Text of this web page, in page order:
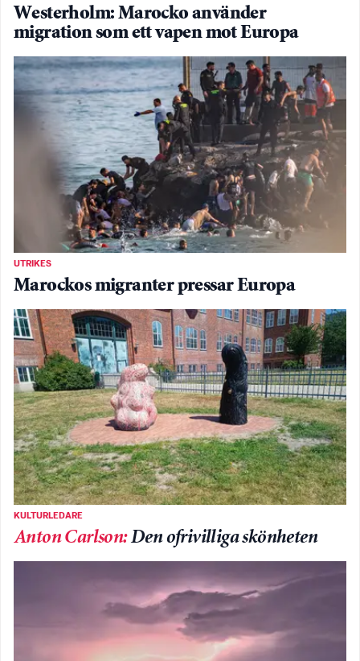
Westerholm: Marocko använder
migration som ett vapen mot Europa
UTRIKES
Marockos migranter pressar Europa
KULTURLEDARE
Anton Carlson:Den ofrivilliga skönheten